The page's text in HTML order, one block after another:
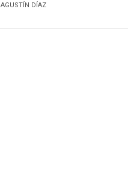
AGUSTÍN DÍAZ